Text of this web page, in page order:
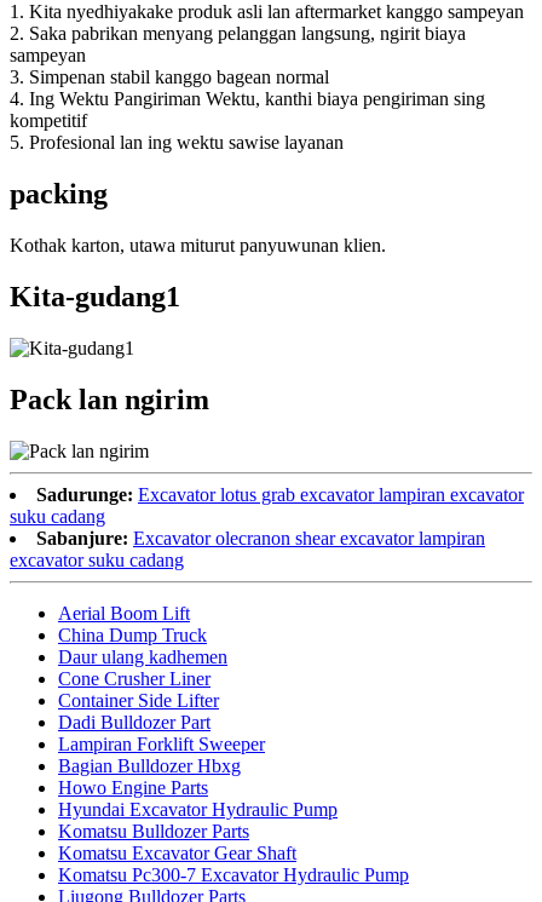
1. Kita nyedhiyakake produk asli lan aftermarket kanggo sampeyan
2. Saka pabrikan menyang pelanggan langsung, ngirit biaya
sampeyan
3. Simpenan stabil kanggo bagean normal
4. Ing Wektu Pangiriman Wektu, kanthi biaya pengiriman sing
kompetitif
5. Profesional lan ing wektu sawise layanan
packing
Kothak karton, utawa miturut panyuwunan klien.
Kita-gudang1
Pack lan ngirim
Sadurunge: Excavator lotus grab excavator lampiran excavator
suku cadang
Sabanjure: Excavator olecranon shear excavator lampiran
excavator suku cadang
Aerial Boom Lift
China Dump Truck
Daur ulang kadhemen
Cone Crusher Liner
Container Side Lifter
Dadi Bulldozer Part
Lampiran Forklift Sweeper
Bagian Bulldozer Hbxg
Howo Engine Parts
Hyundai Excavator Hydraulic Pump
Komatsu Bulldozer Parts
Komatsu Excavator Gear Shaft
Komatsu Pc300-7 Excavator Hydraulic Pump
Liugong Bulldozer Parts